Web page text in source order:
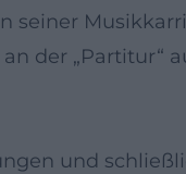
seiner
der „Partitur“
und